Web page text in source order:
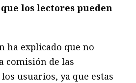
los lectores pueden
ha explicado que no
comisión de las
usuarios, ya que estas